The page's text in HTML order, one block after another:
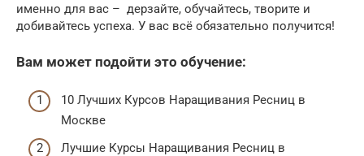
именно для вас – дерзайте, обучайтесь, творите и
добивайтесь успеха. У вас всё обязательно получится!
Вам может подойти это обучение:
10 Лучших Курсов Наращивания Ресниц в
Москве
Лучшие Курсы Наращивания Ресниц в